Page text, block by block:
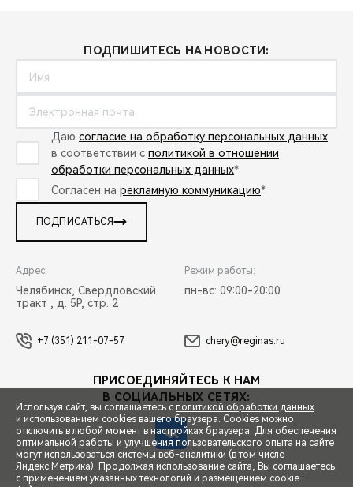
СПЕЦПРЕДЛОЖЕНИЯ
ПОДПИШИТЕСЬ НА НОВОСТИ:
Даю согласие на обработку персональных данных
в соответствии с политикой в отношении
обработки персональных данных*
Согласен на рекламную коммуникацию*
ПОДПИСАТЬСЯ
Адрес:
Челябинск, Свердловский
тракт , д. 5Р, стр. 2
Режим работы:
пн-вс: 09:00-20:00
+7 (351) 211-07-57 chery@reginas.ru
ПРИСОЕДИНЯЙТЕСЬ К НАМ
В СОЦИАЛЬНЫХ СЕТЯХ:
Используя сайт, вы соглашаетесь с политикой обработки данных
и использованием cookies вашего браузера. Cookies можно
отключить в любой момент в настройках браузера. Для обеспечения
оптимальной работы и улучшения пользовательского опыта на сайте
могут использоваться системы веб-аналитики (в том числе
Яндекс.Метрика). Продолжая использование сайта, Вы соглашаетесь
с применением указанных технологий и размещением cookie-